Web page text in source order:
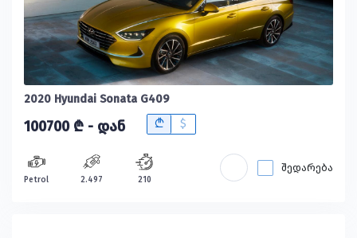
2020 Hyundai Sonata G409
100700 ₾ - დან B $
Petrol 2.497 210
შედარება